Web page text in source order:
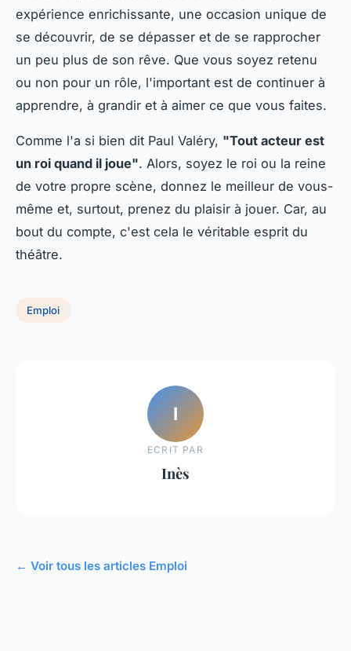
expérience enrichissante, une occasion unique de
se découvrir, de se dépasser et de se rapprocher
un peu plus de son rêve. Que vous soyez retenu
ou non pour un rôle, l'important est de continuer à
apprendre, à grandir et à aimer ce que vous faites.
Comme l'a si bien dit Paul Valéry, "Tout acteur est
un roi quand il joue". Alors, soyez le roi ou la reine
de votre propre scène, donnez le meilleur de vous-
même et, surtout, prenez du plaisir à jouer. Car, au
bout du compte, c'est cela le véritable esprit du
théâtre.
Emploi
I
ECRIT PAR
Inès
← Voir tous les articles Emploi